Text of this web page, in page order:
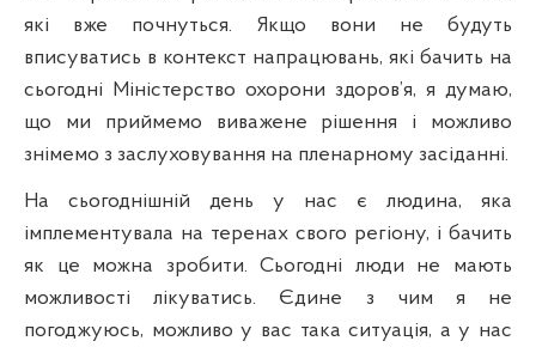
які вже почнуться. Якщо вони не будуть
вписуватись в контекст напрацювань, які бачить на
сьогодні Міністерство охорони здоров’я, я думаю,
що ми приймемо виважене рішення і можливо
знімемо з заслуховування на пленарному засіданні.
На сьогоднішній день у нас є людина, яка
імплементувала на теренах свого регіону, і бачить
як це можна зробити. Сьогодні люди не мають
можливості лікуватись. Єдине з чим я не
погоджуюсь, можливо у вас така ситуація, а у нас